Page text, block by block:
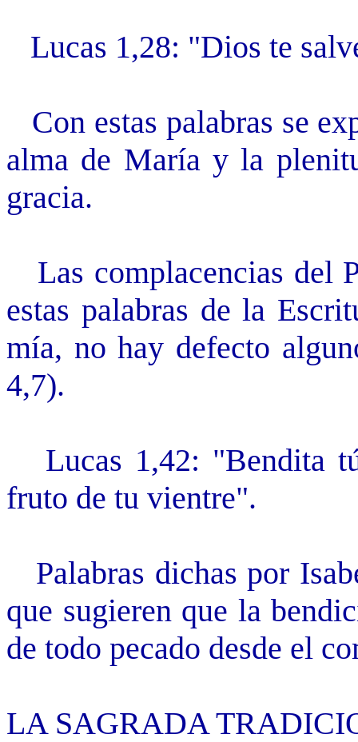
Lucas 1,28: "Dios te
Con estas palabras se
alma de María y la
gracia.
Las complacencias del
estas palabras de la
mía, no hay defecto
4,7).
Lucas 1,42: "Bendita
fruto de tu vientre".
Palabras dichas por
que sugieren que la
de todo pecado desde el
LA SAGRADA